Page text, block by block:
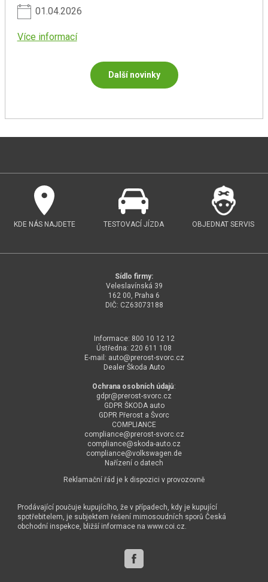
01.04.2026
Více informací
Další novinky
KDE NÁS NAJDETE TESTOVACÍ JÍZDA OBJEDNAT SERVIS
Sídlo firmy:
Veleslavínská 39
162 00, Praha 6
DIČ: CZ63073188
Informace: 800 10 12 12
Ústředna: 220 611 108
E-mail: auto@prerost-svorc.cz
Dealer Škoda Auto
Ochrana osobních údajů:
gdpr@prerost-svorc.cz
GDPR ŠKODA auto
GDPR Přerost a Švorc
COMPLIANCE
compliance@prerost-svorc.cz
compliance@skoda-auto.cz
compliance@volkswagen.de
Nařízení o datech
Reklamační řád je k dispozici v provozovně
Prodávající poučuje kupujícího, že v případech, kdy je kupující
spotřebitelem, je subjektem řešení mimosoudních sporů Česká
obchodní inspekce, bližší informace na www.coi.cz.